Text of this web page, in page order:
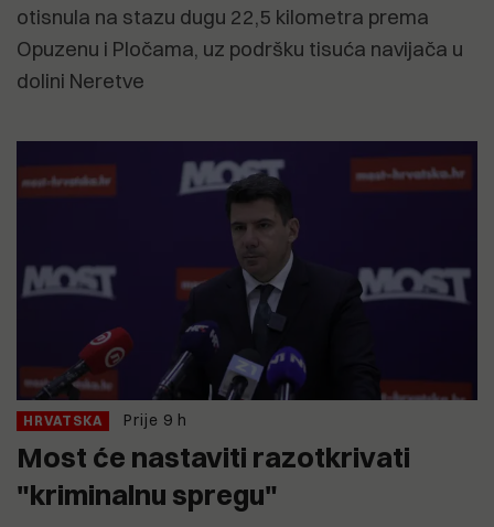
otisnula na stazu dugu 22,5 kilometra prema
Opuzenu i Pločama, uz podršku tisuća navijača u
dolini Neretve
HRVATSKA Prije 9 h
Most će nastaviti razotkrivati
"kriminalnu spregu"